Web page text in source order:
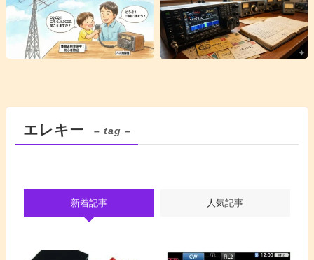
エレキー – tag –
新着記事 人気記事